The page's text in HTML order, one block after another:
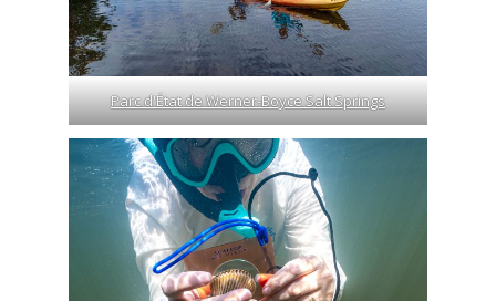
Parc d'État de Werner-Boyce Salt Springs